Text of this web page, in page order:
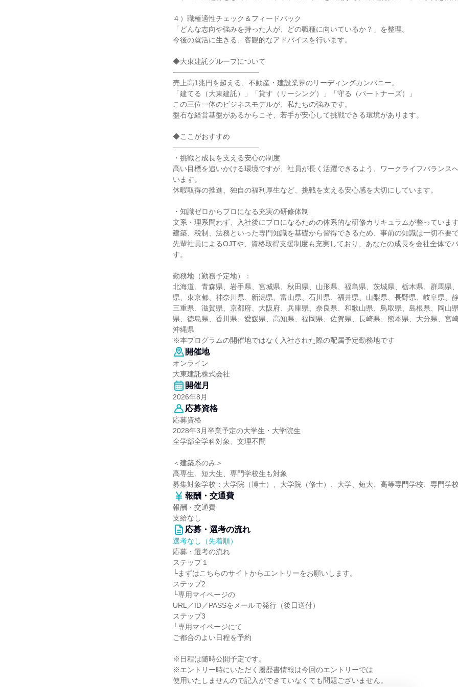
４）職種適性チェック＆フィードバック
「どんな志向や強みを持った人が、どの職種に向いているか？」を整理。
今後の就活に生きる、客観的なアドバイスを行います。
◆大東建託グループについて
――――――――――――
売上高1兆円を超える、不動産・建設業界のリーディングカンパニー。
「建てる（大東建託）」「貸す（リーシング）」「守る（パートナーズ）」
この三位一体のビジネスモデルが、私たちの強みです。
盤石な経営基盤があるからこそ、若手が安心して挑戦できる環境があります。
◆ここがおすすめ
――――――――――――
・挑戦と成長を支える安心の制度
高い目標を追いかける環境ですが、社員が長く活躍できるよう、ワークライフバランス
います。
休暇取得の推進、独自の福利厚生など、挑戦を支える安心感を大切にしています。
・知識ゼロからプロになる充実の研修体制
文系・理系問わず、入社後にプロになるための体系的な研修カリキュラムが整っています
建築、税制、法務といった専門知識を基礎から習得できるため、事前の知識は一切不要で
先輩社員によるOJTや、資格取得支援制度も充実しており、あなたの成長を会社全体で
す。
勤務地（勤務予定地）：
北海道、青森県、岩手県、宮城県、秋田県、山形県、福島県、茨城県、栃木県、群馬県
県、東京都、神奈川県、新潟県、富山県、石川県、福井県、山梨県、長野県、岐阜県、静
三重県、滋賀県、京都府、大阪府、兵庫県、奈良県、和歌山県、鳥取県、島根県、岡山
県、徳島県、香川県、愛媛県、高知県、福岡県、佐賀県、長崎県、熊本県、大分県、宮崎
沖縄県
※本プログラムの開催地ではなく入社された際の配属予定勤務地です
開催地
オンライン
大東建託株式会社
開催月
2026年8月
応募資格
応募資格
2028年3月卒業予定の大学生・大学院生
全学部全学科対象、文理不問
＜建築系のみ＞
高専生、短大生、専門学校生も対象
募集対象学校：大学院（博士）、大学院（修士）、大学、短大、高等専門学校、専門学校
報酬・交通費
報酬・交通費
支給なし
応募・選考の流れ
選考なし（先着順）
応募・選考の流れ
ステップ１
└まずはこちらのサイトからエントリーをお願いします。
ステップ2
└専用マイページの
URL／ID／PASSをメールで発行（後日送付）
ステップ3
└専用マイページにて
ご都合のよい日程を予約
※日程は随時公開予定です。
※エントリー時にいただく履歴書情報は今回のエントリーでは
使用いたしませんので記入ができていなくても問題ございません。